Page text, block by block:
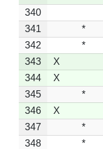
340
341
*
342
*
343
X
344
X
345
*
346
X
347
*
348
*